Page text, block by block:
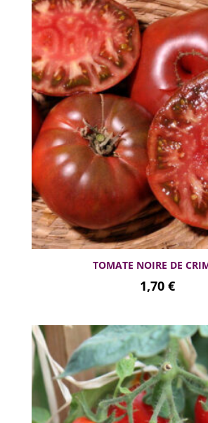
TOMATE NOIRE DE
1,70 €